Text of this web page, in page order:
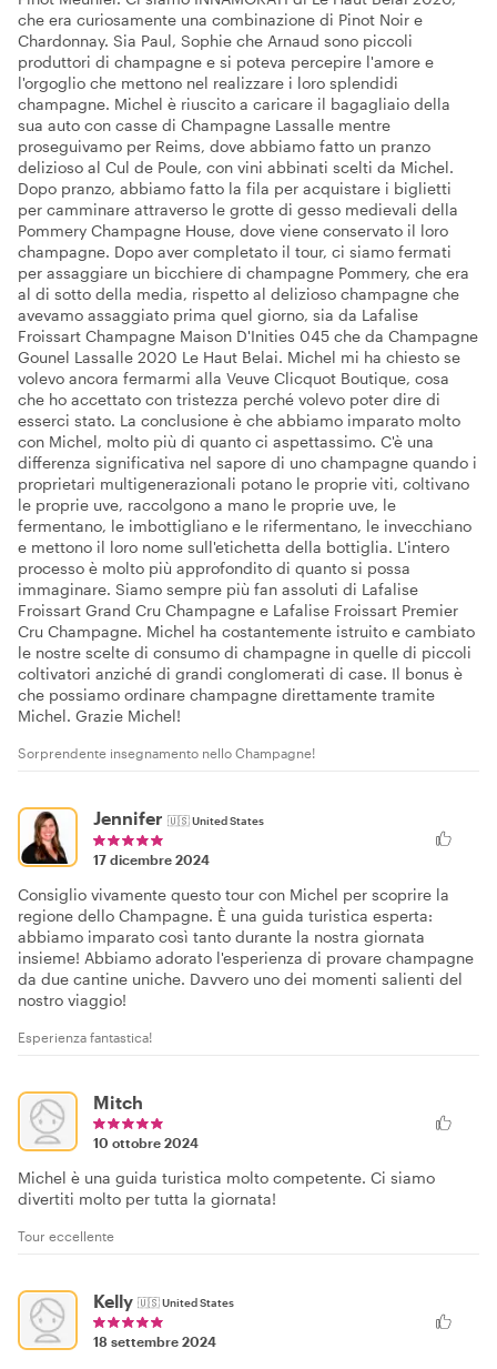
che era curiosamente una combinazione di Pinot Noir e
Chardonnay. Sia Paul, Sophie che Arnaud sono piccoli
produttori di champagne e si poteva percepire l'amore e
l'orgoglio che mettono nel realizzare i loro splendidi
champagne. Michel è riuscito a caricare il bagagliaio della
sua auto con casse di Champagne Lassalle mentre
proseguivamo per Reims, dove abbiamo fatto un pranzo
delizioso al Cul de Poule, con vini abbinati scelti da Michel.
Dopo pranzo, abbiamo fatto la fila per acquistare i biglietti
per camminare attraverso le grotte di gesso medievali della
Pommery Champagne House, dove viene conservato il loro
champagne. Dopo aver completato il tour, ci siamo fermati
per assaggiare un bicchiere di champagne Pommery, che era
al di sotto della media, rispetto al delizioso champagne che
avevamo assaggiato prima quel giorno, sia da Lafalise
Froissart Champagne Maison D'Inities 045 che da Champagne
Gounel Lassalle 2020 Le Haut Belai. Michel mi ha chiesto se
volevo ancora fermarmi alla Veuve Clicquot Boutique, cosa
che ho accettato con tristezza perché volevo poter dire di
esserci stato. La conclusione è che abbiamo imparato molto
con Michel, molto più di quanto ci aspettassimo. C'è una
differenza significativa nel sapore di uno champagne quando i
proprietari multigenerazionali potano le proprie viti, coltivano
le proprie uve, raccolgono a mano le proprie uve, le
fermentano, le imbottigliano e le rifermentano, le invecchiano
e mettono il loro nome sull'etichetta della bottiglia. L'intero
processo è molto più approfondito di quanto si possa
immaginare. Siamo sempre più fan assoluti di Lafalise
Froissart Grand Cru Champagne e Lafalise Froissart Premier
Cru Champagne. Michel ha costantemente istruito e cambiato
le nostre scelte di consumo di champagne in quelle di piccoli
coltivatori anziché di grandi conglomerati di case. Il bonus è
che possiamo ordinare champagne direttamente tramite
Michel. Grazie Michel!
Sorprendente insegnamento nello Champagne!
Jennifer 🇺🇸United States
17 dicembre 2024
Consiglio vivamente questo tour con Michel per scoprire la
regione dello Champagne. È una guida turistica esperta:
abbiamo imparato così tanto durante la nostra giornata
insieme! Abbiamo adorato l'esperienza di provare champagne
da due cantine uniche. Davvero uno dei momenti salienti del
nostro viaggio!
Esperienza fantastica!
Mitch
10 ottobre 2024
Michel è una guida turistica molto competente. Ci siamo
divertiti molto per tutta la giornata!
Tour eccellente
Kelly 🇺🇸United States
18 settembre 2024